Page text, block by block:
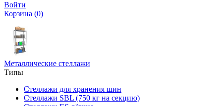
Войти
Корзина (0)
Металлические стеллажи
Типы
Стеллажи для хранения шин
Стеллажи SBL (750 кг на секцию)